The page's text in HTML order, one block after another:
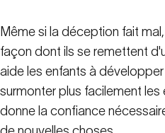
Même si la déception fait
façon dont ils se remettent
aide les enfants à
surmonter plus facilement les
donne la confiance